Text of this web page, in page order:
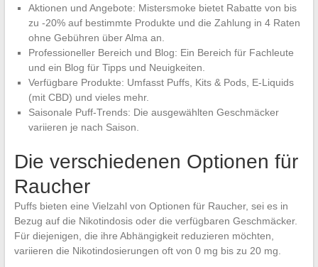
Aktionen und Angebote: Mistersmoke bietet Rabatte von bis
zu -20% auf bestimmte Produkte und die Zahlung in 4 Raten
ohne Gebühren über Alma an.
Professioneller Bereich und Blog: Ein Bereich für Fachleute
und ein Blog für Tipps und Neuigkeiten.
Verfügbare Produkte: Umfasst Puffs, Kits & Pods, E-Liquids
(mit CBD) und vieles mehr.
Saisonale Puff-Trends: Die ausgewählten Geschmäcker
variieren je nach Saison.
Die verschiedenen Optionen für
Raucher
Puffs bieten eine Vielzahl von Optionen für Raucher, sei es in
Bezug auf die Nikotindosis oder die verfügbaren Geschmäcker.
Für diejenigen, die ihre Abhängigkeit reduzieren möchten,
variieren die Nikotindosierungen oft von 0 mg bis zu 20 mg.